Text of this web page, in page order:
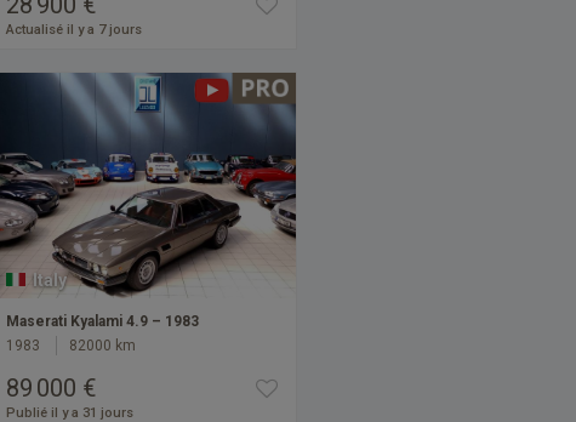
Actualisé il y a 7 jours
Italy
Maserati Kyalami 4.9 – 1983
1983
82000 km
89 000 €
Publié il y a 31 jours